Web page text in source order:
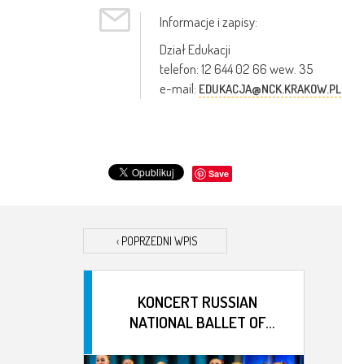
Informacje i zapisy:
Dział Edukacji
telefon: 12 644 02 66 wew. 35
e-mail: EDUKACJA@NCK.KRAKOW.PL
Save
‹ POPRZEDNI WPIS
KONCERT RUSSIAN
NATIONAL BALLET OF